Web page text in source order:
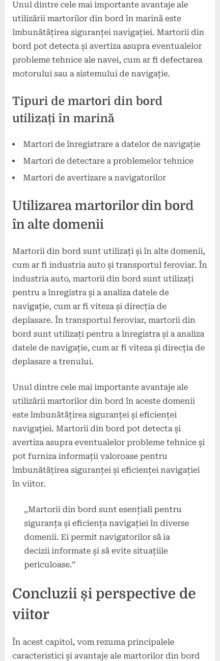
Unul dintre cele mai importante avantaje ale
utilizării martorilor din bord în marină este
îmbunătățirea siguranței navigației. Martorii din
bord pot detecta și avertiza asupra eventualelor
probleme tehnice ale navei, cum ar fi defectarea
motorului sau a sistemului de navigație.
Tipuri de martori din bord
utilizați în marină
Martori de înregistrare a datelor de navigație
Martori de detectare a problemelor tehnice
Martori de avertizare a navigatorilor
Utilizarea martorilor din bord
în alte domenii
Martorii din bord sunt utilizați și în alte domenii,
cum ar fi industria auto și transportul feroviar. În
industria auto, martorii din bord sunt utilizați
pentru a înregistra și a analiza datele de
navigație, cum ar fi viteza și direcția de
deplasare. În transportul feroviar, martorii din
bord sunt utilizați pentru a înregistra și a analiza
datele de navigație, cum ar fi viteza și direcția de
deplasare a trenului.
Unul dintre cele mai importante avantaje ale
utilizării martorilor din bord în aceste domenii
este îmbunătățirea siguranței și eficienței
navigației. Martorii din bord pot detecta și
avertiza asupra eventualelor probleme tehnice și
pot furniza informații valoroase pentru
îmbunătățirea siguranței și eficienței navigației
în viitor.
„Martorii din bord sunt esențiali pentru
siguranța și eficiența navigației în diverse
domenii. Ei permit navigatorilor să ia
decizii informate și să evite situațiile
periculoase.”
Concluzii și perspective de
viitor
În acest capitol, vom rezuma principalele
caracteristici și avantaje ale martorilor din bord